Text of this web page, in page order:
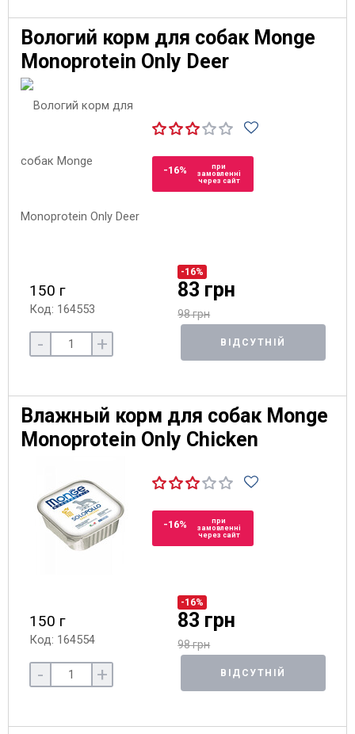
Вологий корм для собак Monge
Monoprotein Only Deer
-16%
при
замовленні
через сайт
150 г
Код: 164553
-16%
83 грн
98 грн
- + ВІДСУТНІЙ
Влажный корм для собак Monge
Monoprotein Only Chicken
-16%
при
замовленні
через сайт
150 г
Код: 164554
-16%
83 грн
98 грн
- + ВІДСУТНІЙ